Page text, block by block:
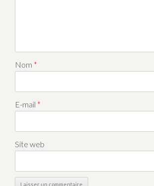
Nom *
E-mail *
Site web